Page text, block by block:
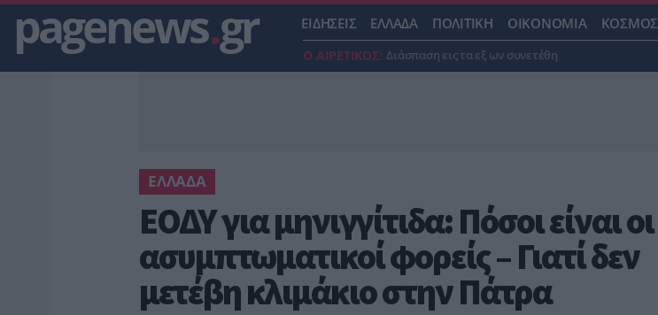
pagenews.gr ΕΙΔΗΣΕΙΣ ΕΛΛΑΔΑ ΠΟΛΙΤΙΚΗ ΟΙΚΟΝΟΜΙΑ ΚΟΣΜΟΣ
Ο ΑΙΡΕΤΙΚΟΣ: Διάσπαση εις τα εξ ων συνετέθη
ΕΛΛΑΔΑ
ΕΟΔΥ για μηνιγγίτιδα: Πόσοι είναι οι
ασυμπτωματικοί φορείς – Γιατί δεν
μετέβη κλιμάκιο στην Πάτρα